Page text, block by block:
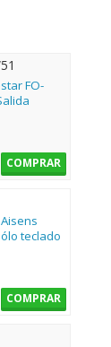
FO-
COMPRAR
teclado
COMPRAR